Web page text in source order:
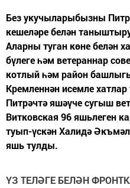
Без укучыларыбызны
кешеләре белән
Аларны туган көне белән
бүлеге һәм ветераннар
котлый һәм район
Кремленнән исемле
Питрәчтә яшәүче сугыш
Витковская 96 яшьлеген
туып-үскән Халидә
яшь тулды.
ҮЗ ТЕЛӘГЕ БЕЛӘН